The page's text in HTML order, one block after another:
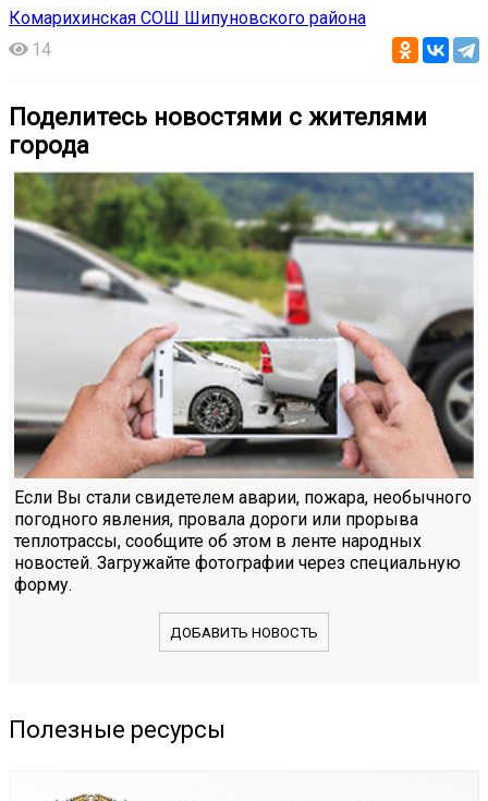
Комарихинская СОШ Шипуновского района
14
Поделитесь новостями с жителями
города
Если Вы стали свидетелем аварии, пожара, необычного
погодного явления, провала дороги или прорыва
теплотрассы, сообщите об этом в ленте народных
новостей. Загружайте фотографии через специальную
форму.
ДОБАВИТЬ НОВОСТЬ
Полезные ресурсы